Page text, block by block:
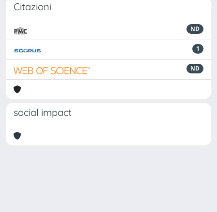
Citazioni
ND
1
ND
social impact